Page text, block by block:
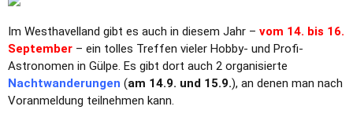
Im Westhavelland gibt es auch in diesem Jahr – vom 14. bis 16.
September – ein tolles Treffen vieler Hobby- und Profi-
Astronomen in Gülpe. Es gibt dort auch 2 organisierte
Nachtwanderungen (am 14.9. und 15.9.), an denen man nach
Voranmeldung teilnehmen kann.